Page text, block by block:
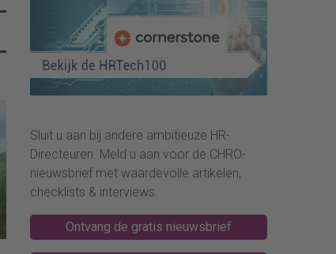
Sluit u aan bij andere ambitieuze HR-
Directeuren. Meld u aan voor de CHRO-
nieuwsbrief met waardevolle artikelen,
checklists & interviews.
Ontvang de gratis nieuwsbrief